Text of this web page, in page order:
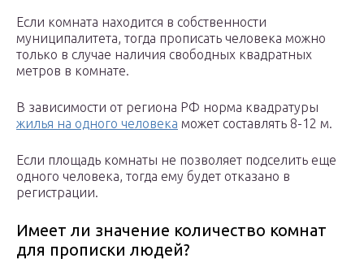
Если комната находится в собственности
муниципалитета, тогда прописать человека можно
только в случае наличия свободных квадратных
метров в комнате.
В зависимости от региона РФ норма квадратуры
жилья на одного человека может составлять 8-12 м.
Если площадь комнаты не позволяет подселить еще
одного человека, тогда ему будет отказано в
регистрации.
Имеет ли значение количество комнат
для прописки людей?